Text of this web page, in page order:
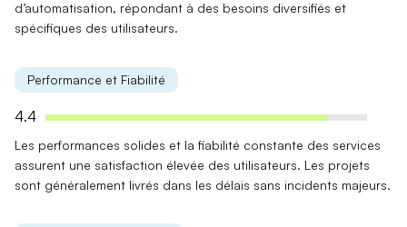
d’automatisation, répondant à des besoins diversifiés et
spécifiques des utilisateurs.
Performance et Fiabilité
4.4
Les performances solides et lafiabilité constante des services
assurent une satisfaction élevée des utilisateurs. Les projets
sont généralement livrés dans les délais sans incidents majeurs.